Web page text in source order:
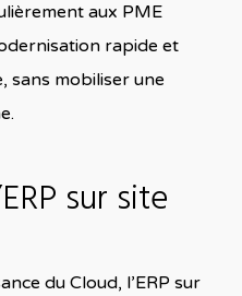
aux PME
rapide et
sans mobiliser une
sur site
du Cloud, l’ERP sur